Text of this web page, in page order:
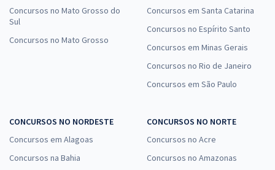
Concursos no Mato Grosso do
Sul
Concursos no Mato Grosso
Concursos em Santa Catarina
Concursos no Espírito Santo
Concursos em Minas Gerais
Concursos no Rio de Janeiro
Concursos em São Paulo
CONCURSOS NO NORDESTE
Concursos em Alagoas
Concursos na Bahia
CONCURSOS NO NORTE
Concursos no Acre
Concursos no Amazonas